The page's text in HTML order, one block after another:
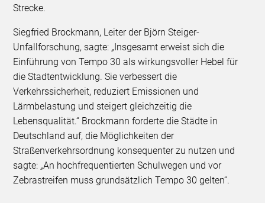
Strecke.
Siegfried Brockmann, Leiter der Björn Steiger-
Unfallforschung, sagte: „Insgesamt erweist sich die
Einführung von Tempo 30 als wirkungsvoller Hebel für
die Stadtentwicklung. Sie verbessert die
Verkehrssicherheit, reduziert Emissionen und
Lärmbelastung und steigert gleichzeitig die
Lebensqualität.“ Brockmann forderte die Städte in
Deutschland auf, die Möglichkeiten der
Straßenverkehrsordnung konsequenter zu nutzen und
sagte: „An hochfrequentierten Schulwegen und vor
Zebrastreifen muss grundsätzlich Tempo 30 gelten“.